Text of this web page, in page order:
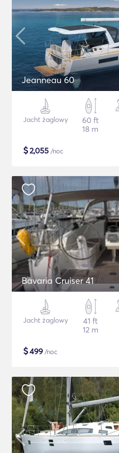
Jeanneau 60
Jacht żaglowy
60 ft
18 m
$2,055 /noc
Bavaria Cruiser 41
Jacht żaglowy
41 ft
12 m
$499 /noc